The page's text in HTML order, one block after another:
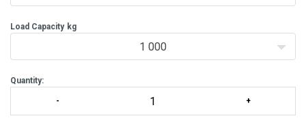
Load Capacity kg
1 000
Quantity: